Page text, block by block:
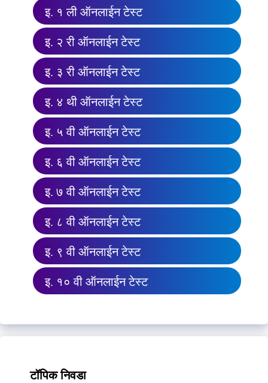
इ. १ ली ऑनलाईन टेस्ट
इ. २ री ऑनलाईन टेस्ट
इ. ३ री ऑनलाईन टेस्ट
इ. ४ थी ऑनलाईन टेस्ट
इ. ५ वी ऑनलाईन टेस्ट
इ. ६ वी ऑनलाईन टेस्ट
इ. ७ वी ऑनलाईन टेस्ट
इ. ८ वी ऑनलाईन टेस्ट
इ. ९ वी ऑनलाईन टेस्ट
इ. १० वी ऑनलाईन टेस्ट
टॉपिक निवडा